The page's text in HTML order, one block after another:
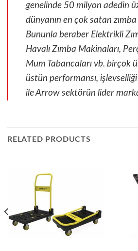
genelinde 50 milyon adedin
dünyanın en çok satan zımba
Bununla beraber Elektrikli
Havalı Zımba Makinaları,
Mum Tabancaları vb. birçok
üstün performansı,
ile Arrow sektörün lider
RELATED PRODUCTS